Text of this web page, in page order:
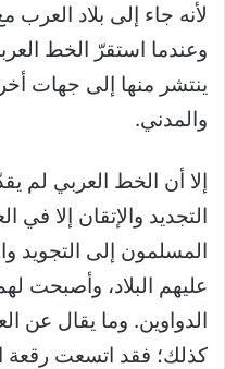
لأنه جاء إلى بلاد العرب
وعندما استقرّ الخط
ينتشر منها إلى جهات
والمدني.
إلا أن الخط العربي لم
التجديد والإتقان إلا في
المسلمون إلى التجويد
عليهم البلاد، وأصبحت
الدواوين. وما يقال عن
كذلك؛ فقد اتسعت رقعة